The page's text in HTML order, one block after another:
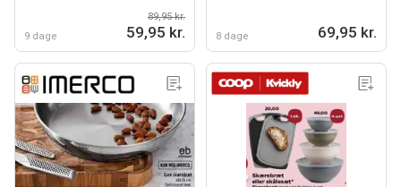
9 dage
89,95 kr.
59,95 kr. 8 dage 69,95 kr.